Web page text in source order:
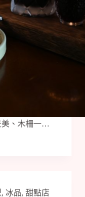
美、木柵一…
, 冰品, 甜點店